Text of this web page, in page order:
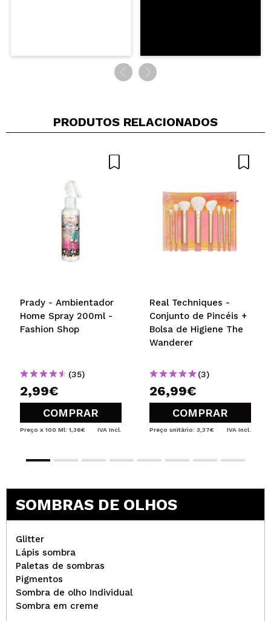
PRODUTOS RELACIONADOS
Prady - Ambientador
Home Spray 200ml -
Fashion Shop
(35)
2,99€
COMPRAR
Preço x 100 Ml: 1,36€ IVA Incl.
Real Techniques -
Conjunto de Pincéis +
Bolsa de Higiene The
Wanderer
(3)
26,99€
COMPRAR
Preço unitário: 3,37€ IVA Incl.
SOMBRAS DE OLHOS
Glitter
Lápis sombra
Paletas de sombras
Pigmentos
Sombra de olho Individual
Sombra em creme